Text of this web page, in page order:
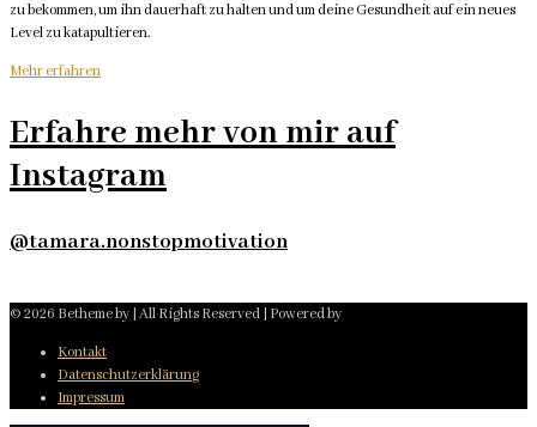
zu bekommen, um ihn dauerhaft zu halten und um deine Gesundheit auf ein neues
Level zu katapultieren.
Mehr erfahren
Erfahre mehr von mir auf
Instagram
@tamara.nonstopmotivation
© 2026 Betheme by | All Rights Reserved | Powered by
Kontakt
Datenschutzerklärung
Impressum